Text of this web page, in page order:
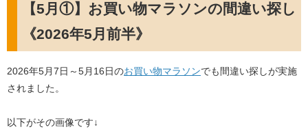
【5月①】お買い物マラソンの間違い探し
《2026年5月前半》
2026年5月7日～5月16日のお買い物マラソンでも間違い探しが実施
されました。
以下がその画像です↓